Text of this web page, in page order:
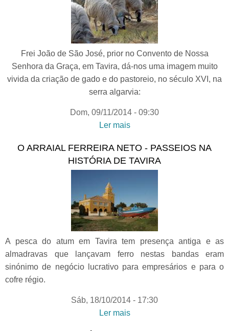
Frei João de São José, prior no Convento de Nossa
Senhora da Graça, em Tavira, dá-nos uma imagem muito
vivida da criação de gado e do pastoreio, no século XVI, na
serra algarvia:
Dom, 09/11/2014 - 09:30
Ler mais
CHURRA ALGARVIA -
Passeios e Comeres da
O ARRAIAL FERREIRA NETO - PASSEIOS NA
HISTÓRIA DE TAVIRA
A pesca do atum em Tavira tem presença antiga e as
almadravas que lançavam ferro nestas bandas eram
sinónimo de negócio lucrativo para empresários e para o
cofre régio.
Sáb, 18/10/2014 - 17:30
Ler mais